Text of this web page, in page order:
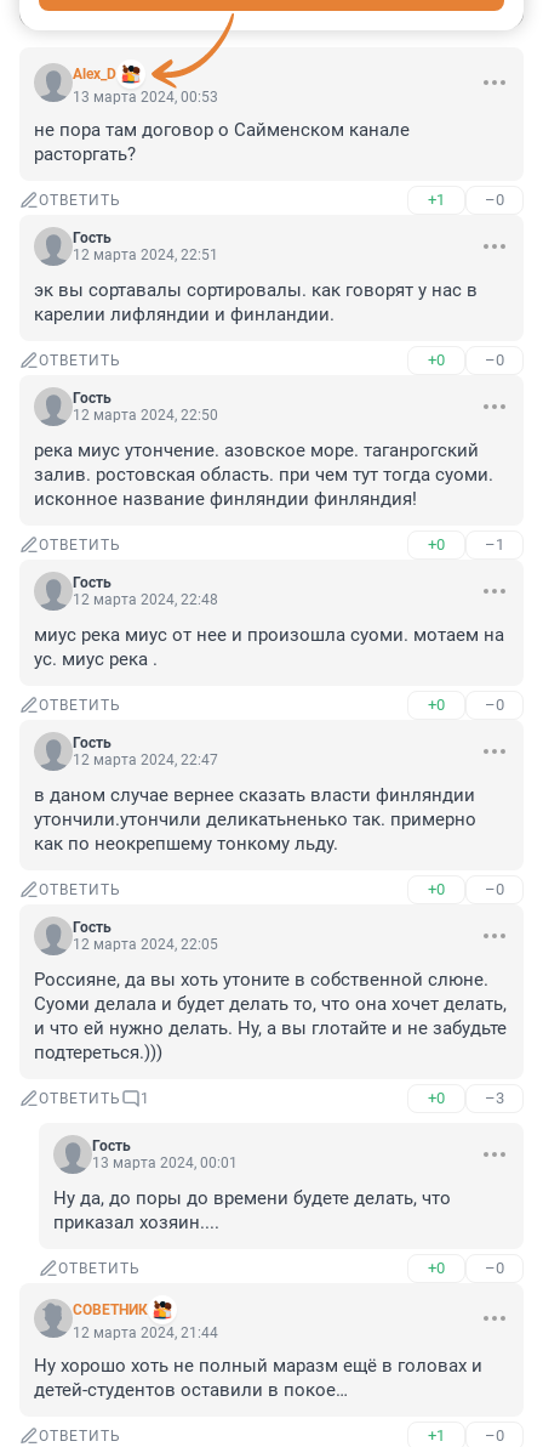
Alex_D
13 марта 2024, 00:53
не пора там договор о Сайменском канале
расторгать?
ОТВЕТИТЬ +1 –0
Гость
12 марта 2024, 22:51
эк вы сортавалы сортировалы. как говорят у нас в
карелии лифляндии и финландии.
ОТВЕТИТЬ +0 –0
Гость
12 марта 2024, 22:50
река миус утончение. азовское море. таганрогский
залив. ростовская область. при чем тут тогда суоми.
исконное название финляндии финляндия!
ОТВЕТИТЬ +0 –1
Гость
12 марта 2024, 22:48
миус река миус от нее и произошла суоми. мотаем на
ус. миус река .
ОТВЕТИТЬ +0 –0
Гость
12 марта 2024, 22:47
в даном случае вернее сказать власти финляндии
утончили.утончили деликатьненько так. примерно
как по неокрепшему тонкому льду.
ОТВЕТИТЬ +0 –0
Гость
12 марта 2024, 22:05
Россияне, да вы хоть утоните в собственной слюне.
Суоми делала и будет делать то, что она хочет делать,
и что ей нужно делать. Ну, а вы глотайте и не забудьте
подтереться.)))
ОТВЕТИТЬ 1 +0 –3
Гость
13 марта 2024, 00:01
Ну да, до поры до времени будете делать, что
приказал хозяин....
ОТВЕТИТЬ +0 –0
СОВЕТНИК
12 марта 2024, 21:44
Ну хорошо хоть не полный маразм ещё в головах и
детей-студентов оставили в покое…
ОТВЕТИТЬ +1 –0